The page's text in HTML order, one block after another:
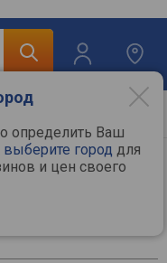
определить Ваш
выберите город для
и цен своего
Проекционное